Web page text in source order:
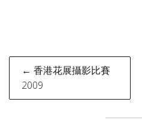
Post
navigation
← 香港花展攝影比賽
2009